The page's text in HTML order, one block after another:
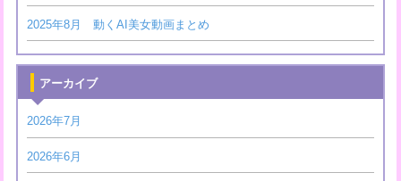
2025年8月 動くAI美女動画まとめ
アーカイブ
2026年7月
2026年6月